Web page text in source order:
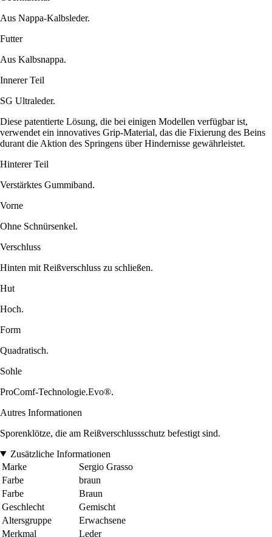
Aus Nappa-Kalbsleder.
Futter
Aus Kalbsnappa.
Innerer Teil
SG Ultraleder.
Diese patentierte Lösung, die bei einigen Modellen verfügbar ist,
verwendet ein innovatives Grip-Material, das die Fixierung des Beins
durant die Aktion des Springens über Hindernisse gewährleistet.
Hinterer Teil
Verstärktes Gummiband.
Vorne
Ohne Schnürsenkel.
Verschluss
Hinten mit Reißverschluss zu schließen.
Hut
Hoch.
Form
Quadratisch.
Sohle
ProComf-Technologie.Evo®.
Autres Informationen
Sporenklötze, die am Reißverschlussschutz befestigt sind.
Zusätzliche Informationen
Marke
Sergio Grasso
Farbe
braun
Farbe
Braun
Geschlecht
Gemischt
Altersgruppe
Erwachsene
Merkmal
Leder